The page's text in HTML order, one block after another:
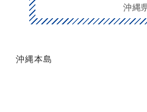
沖縄
沖縄本島